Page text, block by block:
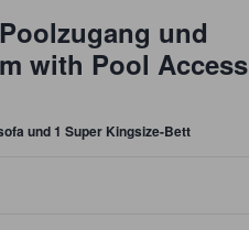
und
with Pool Access
und 1 Super Kingsize-Bett